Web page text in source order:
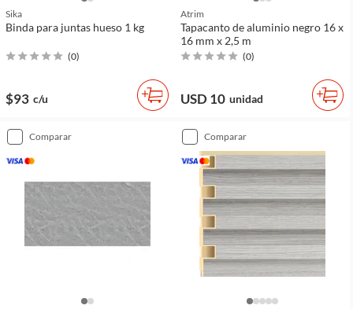
Sika
Binda para juntas hueso 1 kg
(0)
$93 c/u
Atrim
Tapacanto de aluminio negro 16 x
16 mm x 2,5 m
(0)
USD 10 unidad
comparar comparar